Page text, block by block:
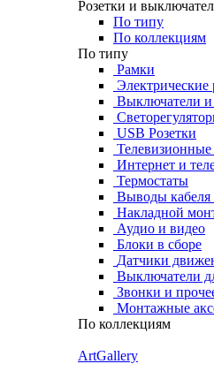
Розетки и
По типу
По коллекциям
По типу
Рамки
Электрические
Выключатели и
USB Розетки
Телевизионные
Интернет и
Термостаты
Выводы кабеля
Накладной
Аудио и видео
Блоки в сборе
Датчики
Выключатели
Звонки и
Монтажные
По коллекциям
ArtGallery